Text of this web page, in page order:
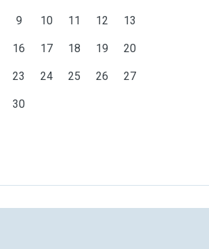
9 10 11 12 13
16 17 18 19 20
23 24 25 26 27
30